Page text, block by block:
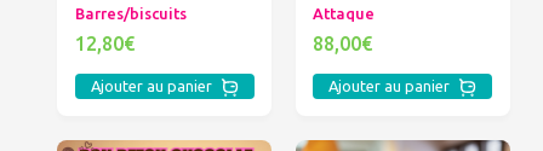
Barres/biscuits
12,80€
Ajouter au panier
Attaque
88,00€
Ajouter au panier